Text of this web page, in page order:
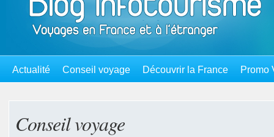
Actualité Conseil voyage Découvrir la France Promo
Conseil voyage